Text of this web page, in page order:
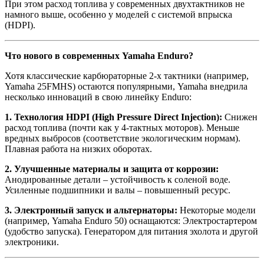
При этом расход топлива у современных двухтактников не
намного выше, особенно у моделей с системой впрыска
(HDPI).
Что нового в современных Yamaha Enduro?
Хотя классические карбюраторные 2-х тактники (например,
Yamaha 25FMHS) остаются популярными, Yamaha внедрила
несколько инноваций в свою линейку Enduro:
1. Технология HDPI (High Pressure Direct Injection): Снижен
расход топлива (почти как у 4-тактных моторов). Меньше
вредных выбросов (соответствие экологическим нормам).
Плавная работа на низких оборотах.
2. Улучшенные материалы и защита от коррозии:
Анодированные детали – устойчивость к соленой воде.
Усиленные подшипники и валы – повышенный ресурс.
3. Электронный запуск и альтернаторы: Некоторые модели
(например, Yamaha Enduro 50) оснащаются: Электростартером
(удобство запуска). Генератором для питания эхолота и другой
электроники.